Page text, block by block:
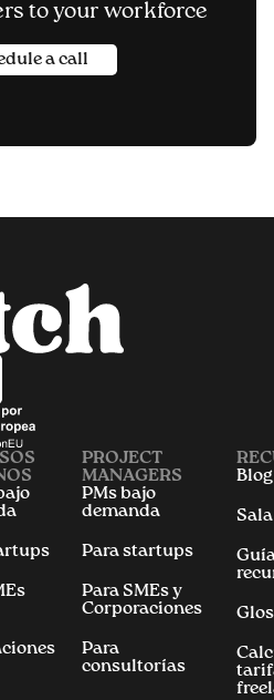
to your workforce
a call
PROJECT
MANAGERS
PMs bajo
demanda
Para startups
Para SMEs y
Corporaciones
Para
consultorías
Blog